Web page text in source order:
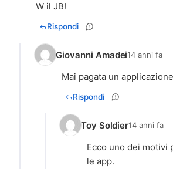
W il JB!
Rispondi
Giovanni Amadei14 anni fa
Mai pagata un
Rispondi
Toy Soldier14 anni fa
Ecco uno dei motivi
le app.